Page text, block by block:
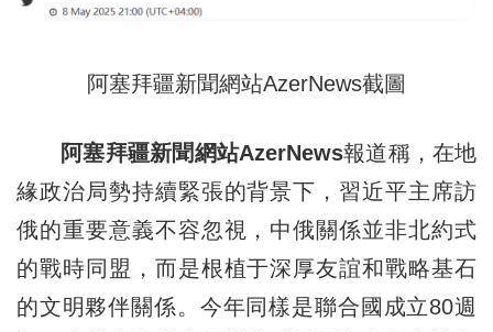
阿塞拜疆新聞網站AzerNews截圖
阿塞拜疆新聞網站AzerNews報道稱，在地
緣政治局勢持續緊張的背景下，習近平主席訪
俄的重要意義不容忽視，中俄關係並非北約式
的戰時同盟，而是根植于深厚友誼和戰略基石
的文明夥伴關係。今年同樣是聯合國成立80週